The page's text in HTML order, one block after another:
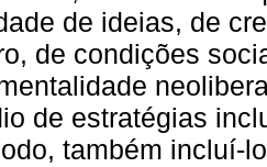
de ideias, de
de condições
de estratégias
também incluí-